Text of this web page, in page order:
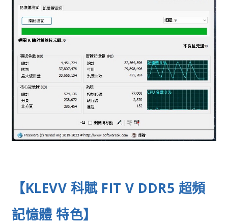
【KLEVV 科賦 FIT V DDR5 超頻
記憶體 特色】